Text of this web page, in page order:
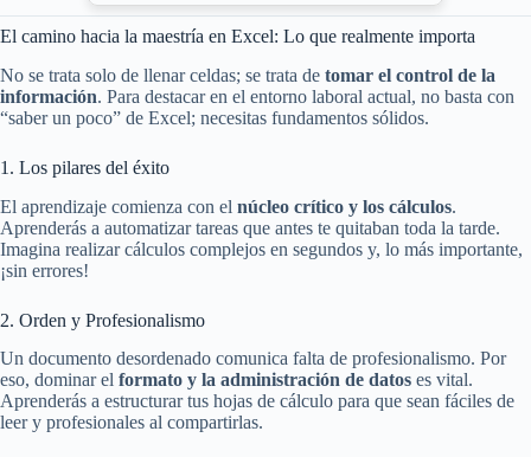
El camino hacia la maestría en Excel: Lo que realmente importa
No se trata solo de llenar celdas; se trata de tomar el control de la
información. Para destacar en el entorno laboral actual, no basta con
“saber un poco” de Excel; necesitas fundamentos sólidos.
1. Los pilares del éxito
El aprendizaje comienza con el núcleo crítico y los cálculos.
Aprenderás a automatizar tareas que antes te quitaban toda la tarde.
Imagina realizar cálculos complejos en segundos y, lo más importante,
¡sin errores!
2. Orden y Profesionalismo
Un documento desordenado comunica falta de profesionalismo. Por
eso, dominar el formato y la administración de datos es vital.
Aprenderás a estructurar tus hojas de cálculo para que sean fáciles de
leer y profesionales al compartirlas.